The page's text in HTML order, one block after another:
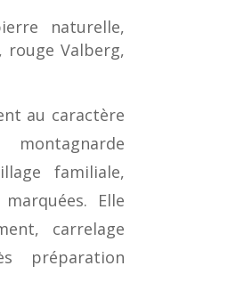
naturelle,
rouge Valberg,
au caractère
familiale,
Elle
carrelage
préparation